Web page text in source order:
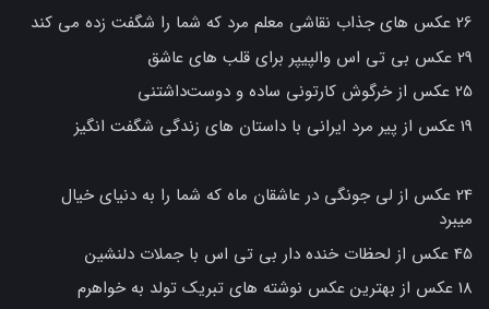
26 عکس های جذاب نقاشی معلم مرد که شما را شگفت زده می کند
29 عکس بی تی اس والپیپر برای قلب های عاشق
25 عکس از خرگوش کارتونی ساده و دوست‌داشتنی
19 عکس از پیر مرد ایرانی با داستان های زندگی شگفت انگیز
24 عکس از لی جونگی در عاشقان ماه که شما را به دنیای خیال
میبرد
45 عکس از لحظات خنده دار بی تی اس با جملات دلنشین
18 عکس از بهترین عکس نوشته های تبریک تولد به خواهرم